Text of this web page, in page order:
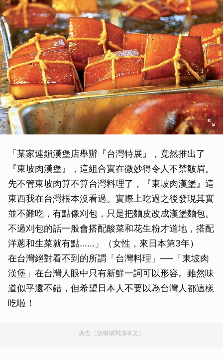
「某家連鎖漢堡店舉辦『台灣特展』，竟然推出了
『東坡肉漢堡』，這組合實在微妙得令人不禁皺眉。
先不管東坡肉算不算台灣料理了，『東坡肉漢堡』這
東西我在台灣根本沒看過。實際上吃過之後發現其實
並不難吃，有點像刈包，只是把麵皮改成漢堡麵包。
不過刈包的話一般會搭配酸菜和花生粉才道地，搭配
洋蔥和生菜就有點……」（女性，來日本第3年）
在台灣絕對看不到的所謂「台灣料理」──「東坡肉
漢堡」在台灣人眼中只有新鮮一詞可以形容。雖然味
道似乎還不錯，但希望日本人不要以為台灣人都這樣
吃啦！
廣告（請繼續閱讀本文）